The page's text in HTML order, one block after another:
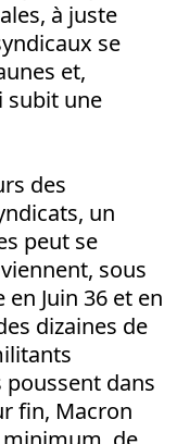
à juste
se
et,
subit une
des
un
peut se
sous
Juin 36 et en
dizaines de
dans
fin, Macron